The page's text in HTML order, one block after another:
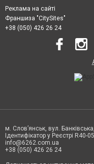
Реклама на сайті
Франшиза "CitySites"
+38 (050) 426 26 24
м. Слов’янськ, вул.
Ідентифікатор у Реєстрі R40-
info@6262.com.ua
+38 (050) 426 26 24